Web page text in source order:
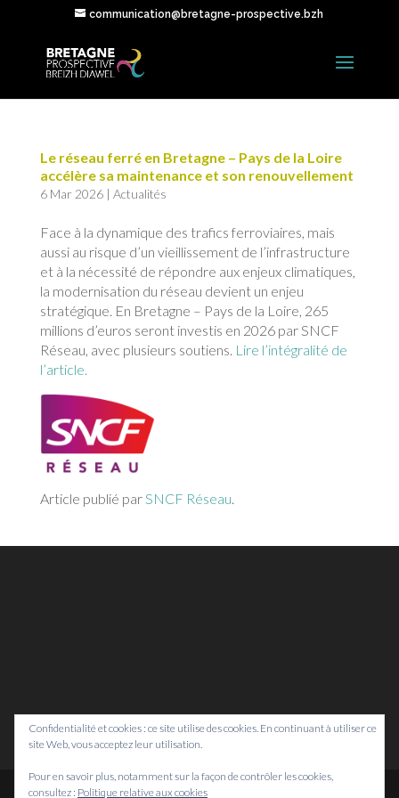
communication@bretagne-prospective.bzh
Le réseau ferré en Bretagne – Pays de la Loire
accélère sa maintenance et son renouvellement
6 Mar 2026| Actualités
Face à la dynamique des trafics ferroviaires, mais
aussi au risque d’un vieillissement de l’infrastructure
et à la nécessité de répondre aux enjeux climatiques,
la modernisation du réseau devient un enjeu
stratégique. En Bretagne – Pays de la Loire, 265
millions d’euros seront investis en 2026 par SNCF
Réseau, avec plusieurs soutiens. Lire l’intégralité de
l’article.
Article publié parSNCF Réseau.
Confidentialité et cookies : ce site utilise des cookies. En continuant à utiliser ce
site Web, vous acceptez leur utilisation.
Pour en savoir plus, notamment sur la façon de contrôler les cookies,
consultez : Politique relative aux cookies